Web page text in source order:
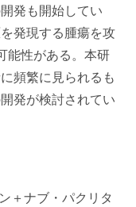
発も開始してい
発現する腫瘍を攻
能性がある。本研
頻繁に見られるも
発が検討されてい
＋ナブ・パクリタ